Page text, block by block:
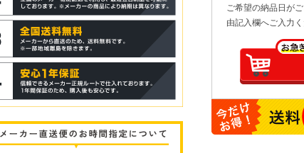
ご希望の納品日が
由記入欄へご入力く